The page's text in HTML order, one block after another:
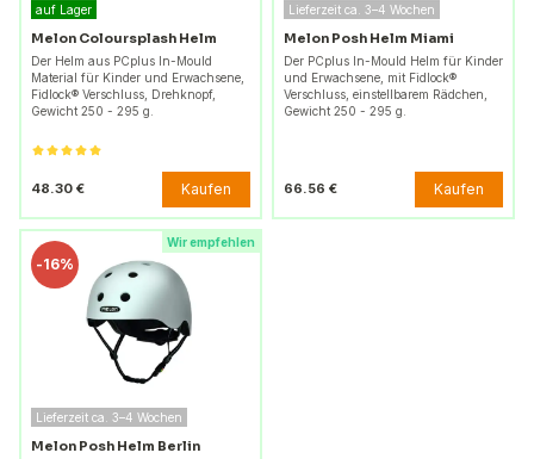
auf Lager
Melon Coloursplash Helm
Der Helm aus PCplus In-Mould
Material für Kinder und Erwachsene,
Fidlock® Verschluss, Drehknopf,
Gewicht 250 - 295 g.
48.30 € Kaufen
Lieferzeit ca. 3–4 Wochen
Melon Posh Helm Miami
Der PCplus In-Mould Helm für Kinder
und Erwachsene, mit Fidlock®
Verschluss, einstellbarem Rädchen,
Gewicht 250 - 295 g.
66.56 € Kaufen
Wir empfehlen
-16%
Lieferzeit ca. 3–4 Wochen
Melon Posh Helm Berlin